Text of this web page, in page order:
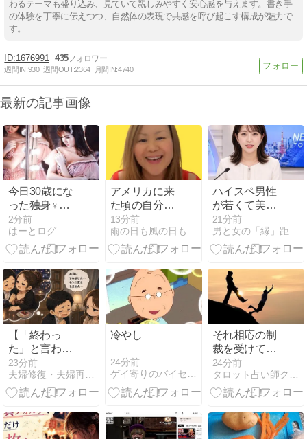
わるテーマも盛り込み、見ていて親しみやすく安心感を与えます。書き手
の体験を丁寧に伝えつつ、自然体の表現で共感を呼び起こす構成が魅力で
す。
1676991 435
週間IN:930 週間OUT:2364 月間IN:4740
最新の記事画像
今日30歳にな
った独身♀が
コレまで付き
合った男ｗｗ
ｗｗｗ
2分前
はーとログ
アメリカに来
た頃の自分の
初心を思い出
す
13分前
雨の日も風の日もそして晴れの日も！ IN アメリカ
ハイスペ男性
が若くて美し
い女性と結婚
したがる理由
21分前
男と女の「縁」距離恋愛
【「終わっ
た」と言われ
ても終わって
いないのが不
倫です】
23分前
夫婦修復・夫婦再構築 本気の方限定
冷やし
24分前
ゲイ寄りのバイセクシャルなブログ
それ相応の制
裁を受けて然
り。
24分前
タロット占い師クロ戌のブログ